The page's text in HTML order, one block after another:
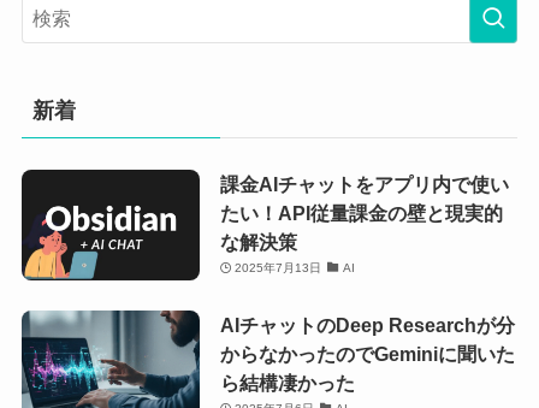
新着
課金AIチャットをアプリ内で使い
たい！API従量課金の壁と現実的
な解決策
2025年7月13日 AI
AIチャットのDeep Researchが分
からなかったのでGeminiに聞いた
ら結構凄かった